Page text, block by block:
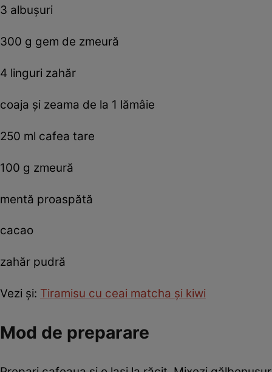
3 albușuri
300 g gem de zmeură
4 linguri zahăr
coaja și zeama de la 1 lămâie
250 ml cafea tare
100 g zmeură
mentă proaspătă
cacao
zahăr pudră
Vezi şi: Tiramisu cu ceai matcha şi kiwi
Mod de preparare